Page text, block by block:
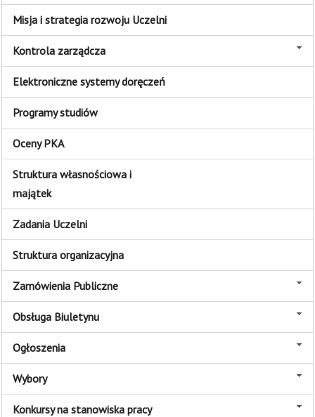
Misja i strategia rozwoju Uczelni
Kontrola zarządcza
Elektroniczne systemy doręczeń
Programy studiów
Oceny PKA
Struktura własnościowa i
majątek
Zadania Uczelni
Struktura organizacyjna
Zamówienia Publiczne
Obsługa Biuletynu
Ogłoszenia
Wybory
Konkursy na stanowiska pracy